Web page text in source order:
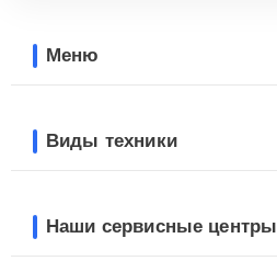
Меню
Виды техники
Наши сервисные центры